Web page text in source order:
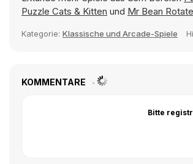
Puzzle Cats & Kitten und Mr Bean Rotate
Kategorie: Klassische und Arcade-Spiele
KOMMENTARE
Bitte